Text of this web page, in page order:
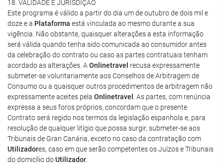
18. VALIDADE E JURISDIÇÃO
Este programa é válido a partir do dia um de outubro de dois mil e
doze e a Plataforma está vinculada ao mesmo durante a sua
vigência. Não obstante, quaisquer alterações a esta informação
será válida quando tenha sido comunicada ao consumidor antes
da celebração do contrato ou caso as partes contratuais tenham
acordado as alterações. A Onlinetravel recusa expressamente
submeter-se voluntariamente aos Conselhos de Arbitragem de
Consumo ou a quaisquer outros procedimentos de arbitragem não
expressamente aceites pela Onlinetravel
. As partes, com renúncia
expressa a seus foros próprios, concordam que o presente
Contrato será regido nos termos da legislação espanhola e, para
resolução de qualquer litígio que possa surgir, submeter-se aos
Tribunais de Gran Canária, exceto no caso da contratação com
Utilizadores, caso em que serão competentes os Juízos e Tribunais
do domicílio doUtilizador